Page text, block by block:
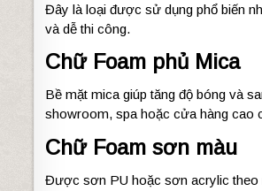
Đây là loại được sử dụng phổ biến
và dễ thi công.
Chữ Foam phủ Mica
Bề mặt mica giúp tăng độ bóng và
showroom, spa hoặc cửa hàng cao
Chữ Foam sơn màu
Được sơn PU hoặc sơn acrylic theo